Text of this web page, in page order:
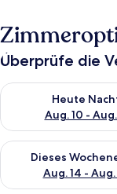
Überprüfe die
Heute
Aug. 10 - Aug.
Überprüfe die
Dieses
Aug. 14 - Aug.
Überprüfe die